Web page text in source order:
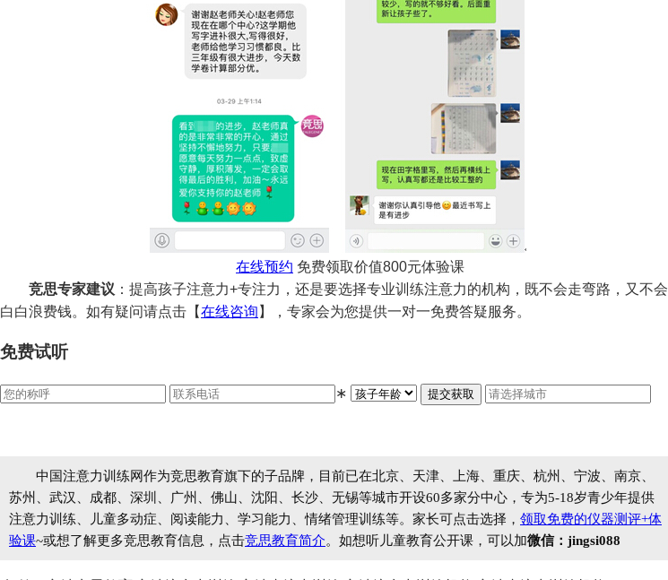
在线预约 免费领取价值800元体验课
竞思专家建议 ：提高孩子注意力+专注力，还是要选择专业训练注意力的机构，既不会走弯路，又不会
白白浪费钱。如有疑问请点击【在线咨询 】，专家会为您提供一对一免费答疑服务。
免费试听
∗
中国注意力训练网作为竞思教育旗下的子品牌，目前已在北京、天津、上海、重庆、杭州、宁波、南京、
苏州、武汉、成都、深圳、广州、佛山、沈阳、长沙、无锡等城市开设60多家分中心，专为5-18岁青少年提供
注意力训练、儿童多动症、阅读能力、学习能力、情绪管理训练等。家长可点击选择， 领取免费的仪器测评+体
验课~或想了解更多竞思教育信息，点击竞思教育简介。如想听儿童教育公开课，可以加微信：jingsi088